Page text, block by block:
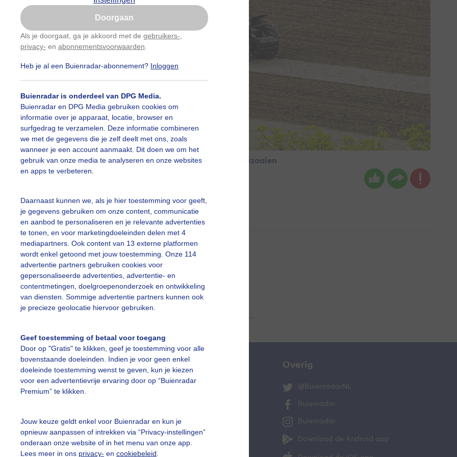
Doorgaan
Als je doorgaat, ga je akkoord met de gebruikers-
privacy- en abonnementsvoorwaarden
Heb je al een Buienradar-abonnement? Inloggen
Buienradar is onderdeel van DPG Media.
Buienradar en DPG Media gebruiken cookies om
informatie over je apparaat, locatie, browser en
surfgedrag te verzamelen. Deze informatie combineren
we met de gegevens die je zelf deelt met ons, zoals
wanneer je een account aanmaakt. Dit doen we om het
gebruik van onze media te analyseren en onze websites
en apps te verbeteren.
Daarnaast kunnen we, als je hier toestemming voor geeft,
je gegevens gebruiken om onze content, communicatie
en aanbod te personaliseren en je relevante advertenties
te tonen, en voor marketingdoeleinden delen met 4
mediapartners. Ook content van 13 externe platformen
wordt enkel getoond met jouw toestemming. Onze 114
advertentie partners gebruiken cookies voor
gepersonaliseerde advertenties, advertentie- en
contentmetingen, doelgroepenonderzoek en ontwikkeling
van diensten. Sommige advertentie partners kunnen ook
je precieze geolocatie hiervoor gebruiken.
Geef toestemming of betaal voor toegang
Door op "Gratis" te klikken, geef je toestemming voor alle
bovenstaande doeleinden. Indien je voor geen enkel
doeleinde toestemming wenst te geven, kun je kiezen
voor een advertentievrije ervaring door op “Buienradar
Premium” te klikken.
Jouw keuze geldt enkel voor Buienradar en kun je
opnieuw aanpassen of intrekken via “Privacy-instellingen”
onderaan onze website of in het menu van onze app.
Lees meer in ons privacy- en cookiebeleid
paar droge dagen en de boer is het land aan het bewerken en inzaaien
Landbewerken Inzaaien
slideshow
vragen
Mijn weer
De Bilt
Overig
@BuienradarNL
Buienradar
Buienradar
Download de Android app
Nu niet, misschien later
Gebruik je Safari en wil je niet elke dag deze pop-up
Klikhierom dit aan te passen